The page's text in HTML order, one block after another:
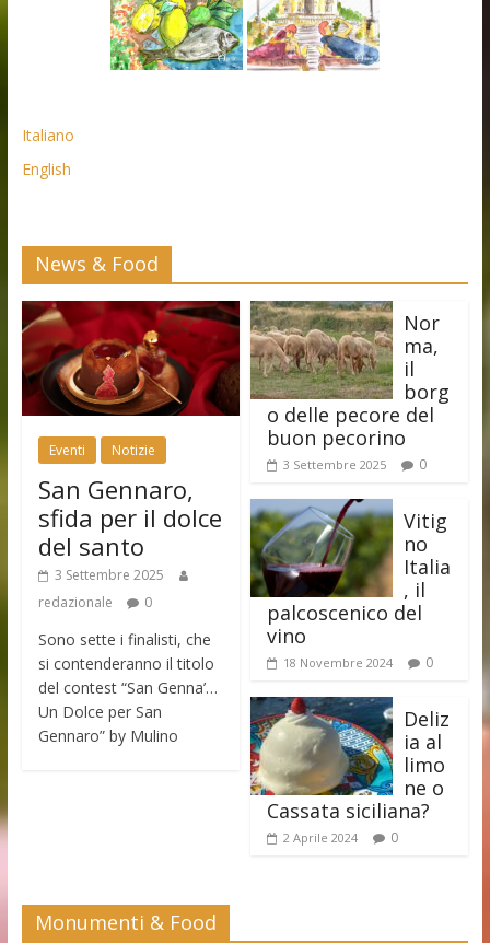
Italiano
English
News & Food
Eventi Notizie
San Gennaro,
sfida per il dolce
del santo
3 Settembre 2025
redazionale
0
Sono sette i finalisti, che
si contenderanno il titolo
del contest “San Genna’…
Un Dolce per San
Gennaro” by Mulino
Nor
ma,
il
borg
o delle pecore del
buon pecorino
3 Settembre 2025 0
Vitig
no
Italia
, il
palcoscenico del
vino
18 Novembre 2024 0
Deliz
ia al
limo
ne o
Cassata siciliana?
2 Aprile 2024 0
Monumenti & Food